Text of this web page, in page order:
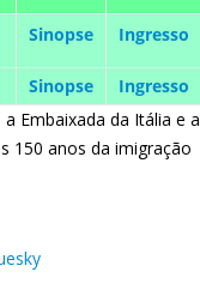
Sinopse Ingresso
Sinopse
Ingresso
Embaixada da Itália e a
150 anos da imigração